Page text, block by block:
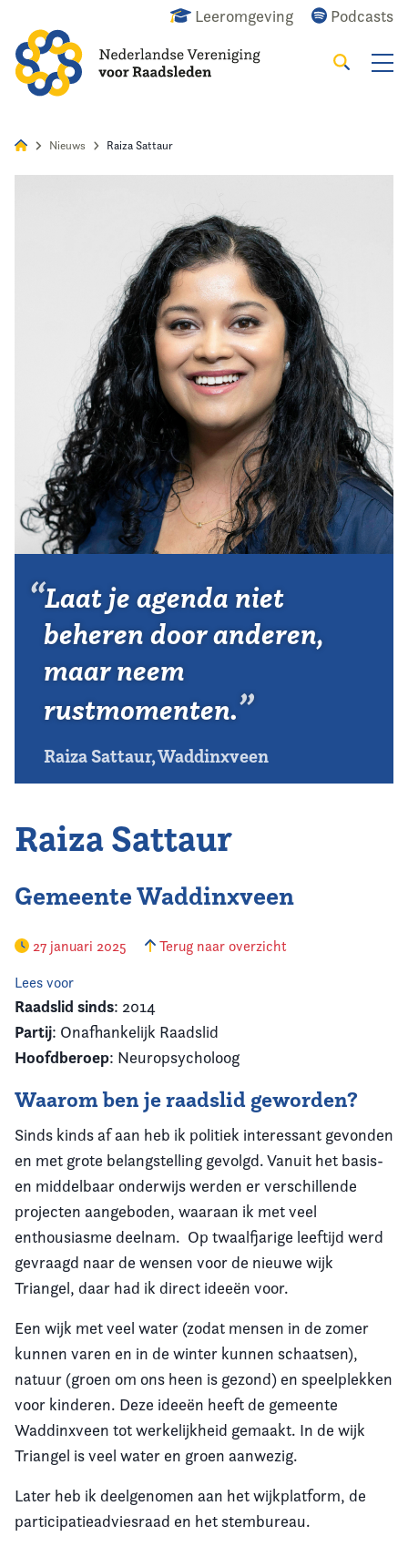
Leeromgeving Podcasts
Zoeken
Opleiding & Ontwikkeling
Kennis & Informatie
Vereniging
Contact
Nieuws Raiza Sattaur
Laat je agenda niet
beheren door anderen,
maar neem
rustmomenten.
Raiza Sattaur, Waddinxveen
Raiza Sattaur
Gemeente Waddinxveen
27 januari 2025 Terug naar overzicht
Lees voor
Raadslid sinds: 2014
Partij: Onafhankelijk Raadslid
Hoofdberoep: Neuropsycholoog
Waarom ben je raadslid geworden?
Sinds kinds af aan heb ik politiek interessant gevonden
en met grote belangstelling gevolgd. Vanuit het basis-
en middelbaar onderwijs werden er verschillende
projecten aangeboden, waaraan ik met veel
enthousiasme deelnam. Op twaalfjarige leeftijd werd
gevraagd naar de wensen voor de nieuwe wijk
Triangel, daar had ik direct ideeën voor.
Een wijk met veel water (zodat mensen in de zomer
kunnen varen en in de winter kunnen schaatsen),
natuur (groen om ons heen is gezond) en speelplekken
voor kinderen. Deze ideeën heeft de gemeente
Waddinxveen tot werkelijkheid gemaakt. In de wijk
Triangel is veel water en groen aanwezig.
Later heb ik deelgenomen aan het wijkplatform, de
participatieadviesraad en het stembureau.